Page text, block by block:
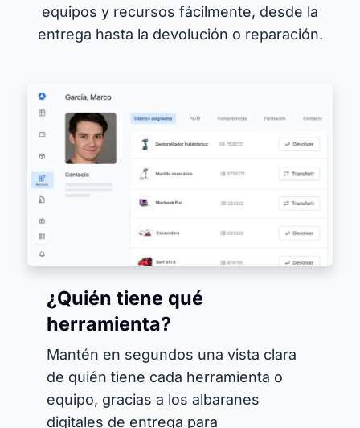
equipos y recursos fácilmente, desde la
entrega hasta la devolución o reparación.
¿Quién tiene qué
herramienta?
Mantén en segundos una vista clara
de quién tiene cada herramienta o
equipo, gracias a los albaranes
digitales de entrega para